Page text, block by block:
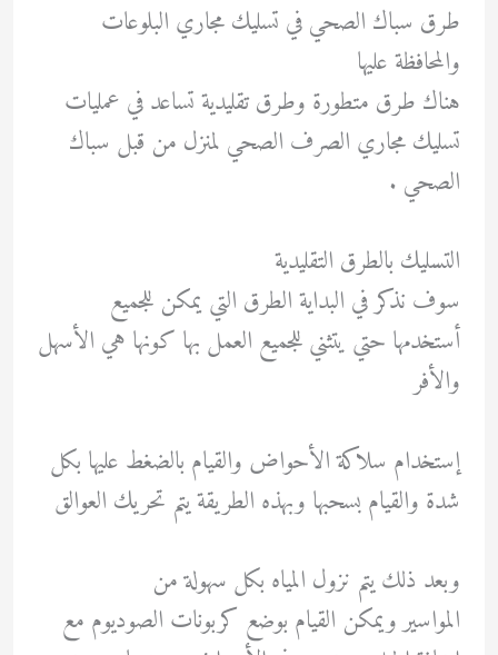
طرق سباك الصحي في تسليك مجاري البلوعات
والمحافظة عليها
هناك طرق متطورة وطرق تقليدية تساعد في عمليات
تسليك مجاري الصرف الصحي لمنزل من قبل سباك
الصحي .
التسليك بالطرق التقليدية
سوف نذكر في البداية الطرق التي يمكن للجميع
أستخدمها حتي يتثني للجميع العمل بها كونها هي الأسهل
والأفر
إستخدام سلاكة الأحواض والقيام بالضغط عليها بكل
شدة والقيام بسحبها وبهذه الطريقة يتم تحريك العوالق
وبعد ذلك يتم نزول المياه بكل سهولة من
المواسير ويمكن القيام بوضع كربونات الصوديوم مع